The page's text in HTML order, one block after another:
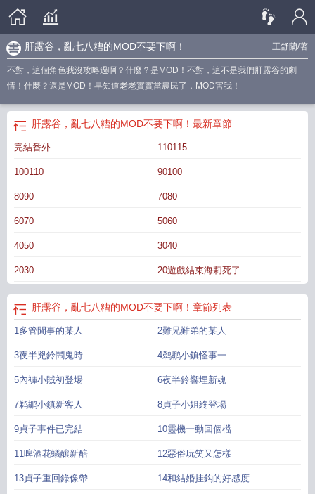
王舒蘭/著
肝露谷，亂七八糟的MOD不要下啊！
不對，這個角色我沒攻略過啊？什麼？是MOD！不對，這不是我們肝露谷的劇
情！什麼？還是MOD！早知道老老實實當農民了，MOD害我！
肝露谷，亂七八糟的MOD不要下啊！ 最新章節
完結番外 110115
100110 90100
8090 7080
6070 5060
4050 3040
2030 20遊戲結束海莉死了
肝露谷，亂七八糟的MOD不要下啊！ 章節列表
1多管閒事的某人 2難兄難弟的某人
3夜半兇鈴鬧鬼時 4鹈鹕小鎮怪事一
5內褲小賊初登場 6夜半鈴響埋新魂
7鹈鹕小鎮新客人 8貞子小姐終登場
9貞子事件已完結 10靈機一動回個檔
11啤酒花蟻釀新醅 12惡俗玩笑又怎樣
13貞子重回錄像帶 14和結婚挂鈎的好感度